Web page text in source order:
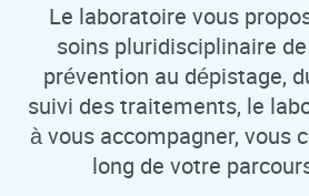
Le laboratoire vous
soins pluridisciplinaire
prévention au dépistage,
suivi des traitements, le
à vous accompagner, vous
long de votre